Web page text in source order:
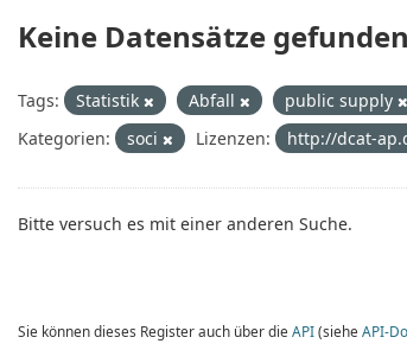
Keine Datensätze gefunden
Tags: Statistik Abfall public supply
Kategorien:
soci Lizenzen: http://dcat-
Bitte versuch es mit einer anderen Suche.
Sie können dieses Register auch über die API(siehe API-